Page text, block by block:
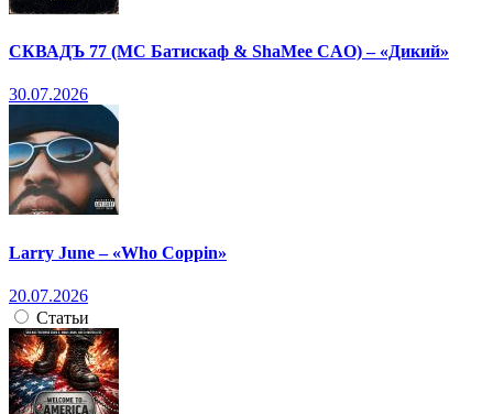
СКВАДЪ 77 (МС Батискаф & ShaMee CAO) – «Дикий»
30.07.2026
Larry June – «Who Coppin»
20.07.2026
Статьи